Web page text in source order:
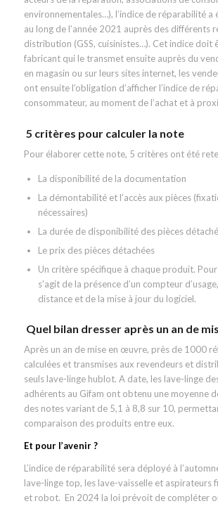
environnementales…), l’indice de réparabilité
au long de l’année 2021 auprès des différents
distribution (GSS, cuisinistes…). Cet indice doit
fabricant qui le transmet ensuite auprès du
en magasin ou sur leurs sites internet, les
ont ensuite l’obligation d’afficher l’indice de
consommateur, au moment de l’achat et à
5 critères pour calculer la note
Pour élaborer cette note, 5 critères ont été
La disponibilité de la documentation
La démontabilité et l’accès aux pièces
nécessaires)
La durée de disponibilité des pièces
Le prix des pièces détachées
Un critère spécifique à chaque produit.
s’agit de la présence d’un compteur
distance et de la mise à jour du logiciel.
Quel bilan dresser après un an de
Après un an de mise en œuvre, près de 1000
calculées et transmises aux revendeurs et
seuls lave-linge hublot. A date, les lave-linge
adhérents au Gifam ont obtenu une moyenne
des notes variant de 5,1 à 8,8 sur 10,
comparaison des produits entre eux.
Et pour l’avenir ?
L’indice de réparabilité sera déployé à
lave-linge top, les lave-vaisselle et aspirateurs
et robot. En 2024 la loi prévoit de compléter